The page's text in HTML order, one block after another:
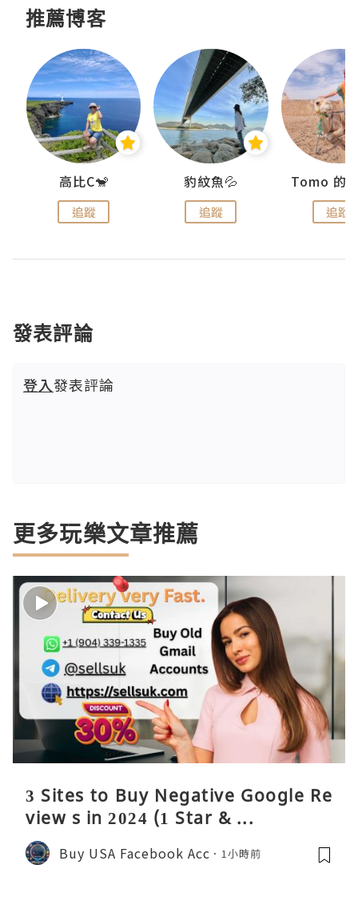
推薦博客
高比C🐒
追蹤
豹紋魚💦
追蹤 追蹤
發表評論
登入發表評論
更多玩樂文章推薦
3 Sites to Buy Negative Google Re
view s in 2024 (1 Star & ...
Buy USA Facebook Acc 1小時前